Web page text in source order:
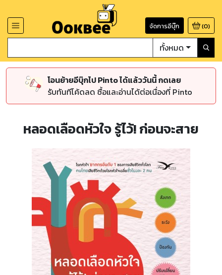
จัดการอีบุ๊ก (0)
ทั้งหมด
โอนย้ายอีบุ๊กไป Pinto ได้แล้ววันนี้ กดเลย
รับทันทีโค้ดลด ซื้อและอ่านได้ต่อเนื่องที่ Pinto
หลอดเลือดหัวใจ รู้ไว้! ก่อนจะสาย